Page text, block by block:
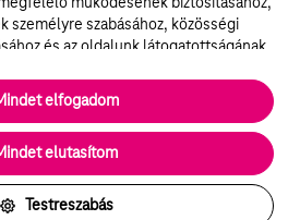
személyre szabásához, közösségi
és az oldalunk látogatottságának
működéséhez és nem lehet
látogatása során rendszerünkből. A
célú sütik segítségével bizonyos
kapcsolatos információkat is
elemzési szolgáltatásokat nyújtó
Testreszabás
elutasítom
elfogadom